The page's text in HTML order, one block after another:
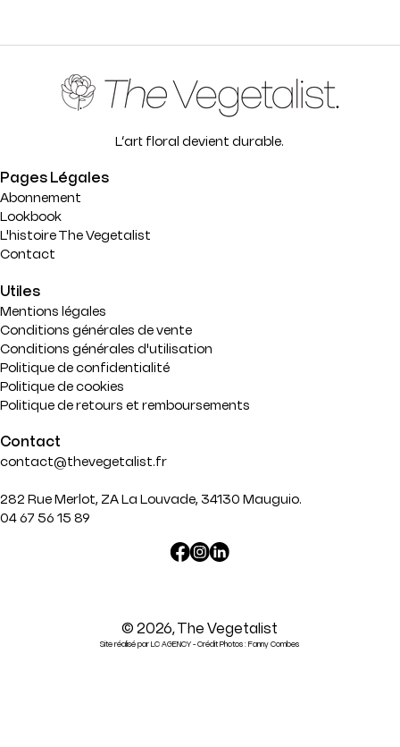
L’art floral devient durable.
Pages Légales
Abonnement
Lookbook
L'histoire The Vegetalist
Contact
Utiles
Mentions légales
Conditions générales de vente
Conditions générales d'utilisation
Politique de confidentialité
Politique de cookies
Politique de retours et remboursements
Contact
contact@thevegetalist.fr
282 Rue Merlot, ZA La Louvade, 34130 Mauguio.
04 67 56 15 89
© 2026,The Vegetalist
Site réalisé par LC AGENCY - Crédit Photos : Fanny Combes